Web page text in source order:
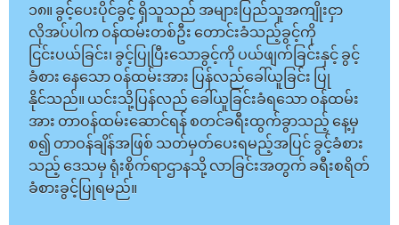
၁၈။ ခွင့်ပေးပိုင်ခွင့် ရှိသူသည် အများပြည်သူအကျိုးငှာ
လိုအပ်ပါက ဝန်ထမ်းတစ်ဦး တောင်းခံသည့်ခွင့်ကို
ငြင်းပယ်ခြင်း၊ ခွင့်ပြုပြီးသောခွင့်ကို ပယ်ဖျက်ခြင်းနှင့် ခွင့်
ခံစား နေသော ဝန်ထမ်းအား ပြန်လည်ခေါ်ယူခြင်း ပြု
နိုင်သည်။ ယင်းသို့ပြန်လည် ခေါ်ယူခြင်းခံရသော ဝန်ထမ်း
အား တာဝန်ထမ်းဆောင်ရန် စတင်ခရီးထွက်ခွာသည့် နေ့မှ
စ၍ တာဝန်ချိန်အဖြစ် သတ်မှတ်ပေးရမည့်အပြင် ခွင့်ခံစား
သည့် ဒေသမှ ရုံးစိုက်ရာဌာနသို့ လာခြင်းအတွက် ခရီးစရိတ်
ခံစားခွင့်ပြုရမည်။